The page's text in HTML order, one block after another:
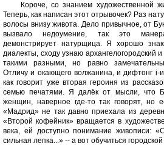
Короче, со знанием художественной
Теперь, как написан этот отрывочек? Раз
волосы внизу живота. Дело привычное, от
вызвало недоумение, так это
демонстрирует натурщица. Я хорошо знаю
диалекты, сходу узнаю архангелогородский
такими разными, но равно
Отличу и окающего волжанина, и дифтонг i-
как говорит уже вторая героиня из
семью печатями. Я далёк от мысли, что
женщин, наверное где-то так говорят, но
«Мадрид» не так давно приехала из
«Второй кофейник» вращается в
века, ей доступно понимание живописи:
сильная лепка...» -- а вот обучиться